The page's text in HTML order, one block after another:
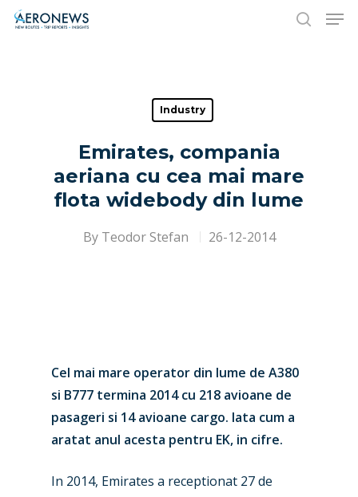
Hit enter to search or ESC to close
Industry
Emirates, compania
aeriana cu cea mai mare
flota widebody din lume
By Teodor Stefan 26-12-2014
Cel mai mare operator din lume de A380
si B777 termina 2014 cu 218 avioane de
pasageri si 14 avioane cargo. Iata cum a
aratat anul acesta pentru EK, in cifre.
In 2014, Emirates a receptionat 27 de